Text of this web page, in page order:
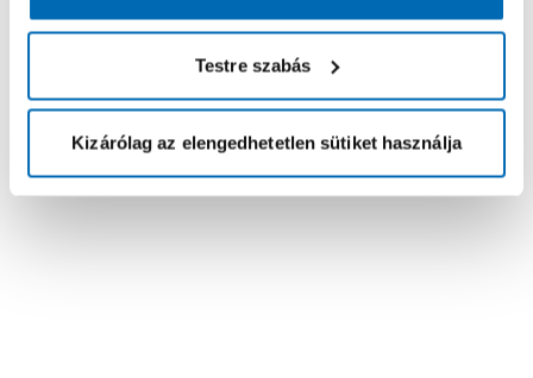
Testre szabás
Kizárólag az elengedhetetlen sütiket használja